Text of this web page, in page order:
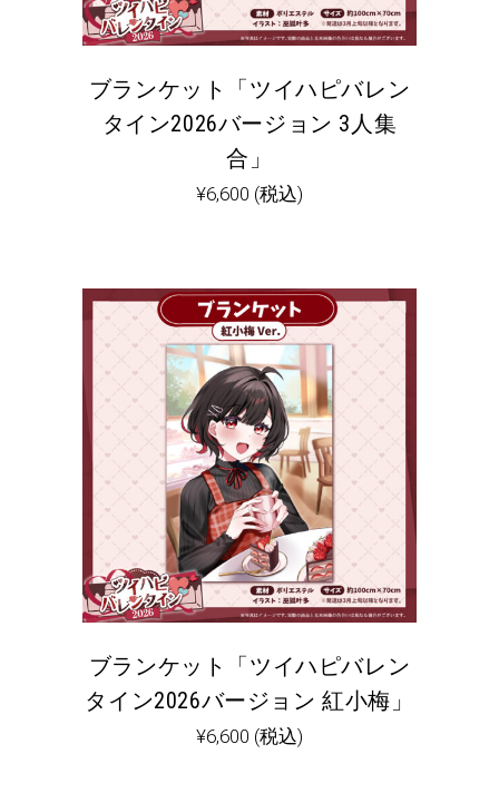
ブランケット「ツイハピバレン
タイン2026バージョン 3人集
合」
¥6,600 (税込)
ブランケット「ツイハピバレン
タイン2026バージョン 紅小梅」
¥6,600 (税込)